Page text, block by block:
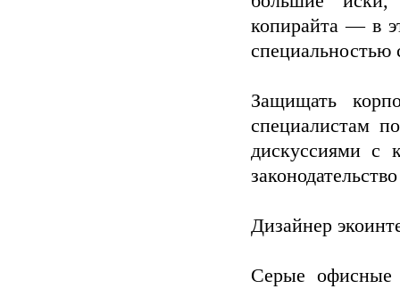
копирайта — в
специальностью
Защищать
специалистам
дискуссиями с
Дизайнер
Серые офисные